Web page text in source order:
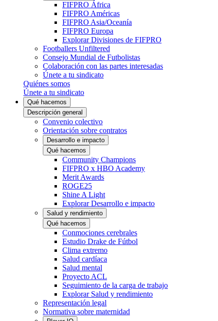
FIFPRO África
FIFPRO Américas
FIFPRO Asia/Oceanía
FIFPRO Europa
Explorar Divisiones de FIFPRO
Footballers Unfiltered
Consejo Mundial de Futbolistas
Colaboración con las partes interesadas
Únete a tu sindicato
Quiénes somos
Únete a tu sindicato
Qué hacemos
Descripción general
Convenio colectivo
Orientación sobre contratos
Desarrollo e impacto
Qué hacemos
Community Champions
FIFPRO x HBO Academy
Merit Awards
ROGE25
Shine A Light
Explorar Desarrollo e impacto
Salud y rendimiento
Qué hacemos
Conmociones cerebrales
Estudio Drake de Fútbol
Clima extremo
Salud cardíaca
Salud mental
Proyecto ACL
Seguimiento de la carga de trabajo
Explorar Salud y rendimiento
Representación legal
Normativa sobre maternidad